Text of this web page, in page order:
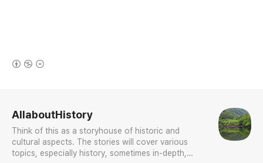
AllaboutHistory
Think of this as a storyhouse of historic and
cultural aspects. The stories will cover various
topics, especially history, sometimes in-depth,